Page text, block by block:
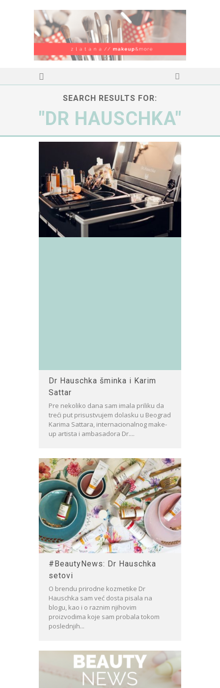
SEARCH RESULTS FOR:
"DR HAUSCHKA"
Dr Hauschka šminka i Karim
Sattar
Pre nekoliko dana sam imala priliku da
treći put prisustvujem dolasku u Beograd
Karima Sattara, internacionalnog make-
up artista i ambasadora Dr....
#BeautyNews: Dr Hauschka
setovi
O brendu prirodne kozmetike Dr
Hauschka sam već dosta pisala na
blogu, kao i o raznim njihovim
proizvodima koje sam probala tokom
poslednjih...